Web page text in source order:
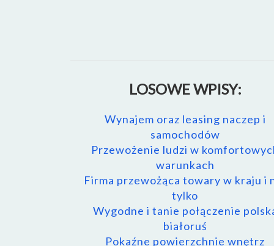
LOSOWE WPISY:
Wynajem oraz leasing naczep i
samochodów
Przewożenie ludzi w
warunkach
Firma przewożąca towary w kraju i
tylko
Wygodne i tanie połączenie
białoruś
Pokaźne powierzchnie wnętrz